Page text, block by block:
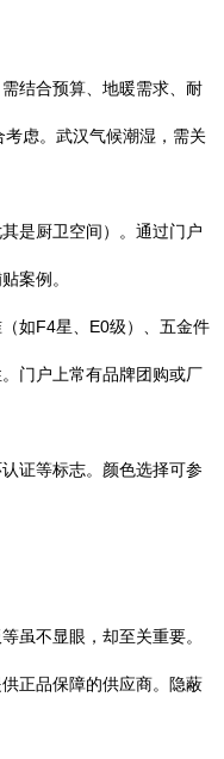
结合预算、地暖需求、耐
虑。武汉气候潮湿，需关
是厨卫空间）。通过门户
案例。
如F4星、E0级）、五金件
门户上常有品牌团购或厂
证等标志。颜色选择可参
虽不显眼，却至关重要。
正品保障的供应商。隐蔽